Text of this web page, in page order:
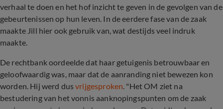
verhaal te doen en het hof inzicht te geven in de gevolgen van de
gebeurtenissen op hun leven. In de eerdere fase van de zaak
maakte Jill hier ook gebruik van, wat destijds veel indruk
maakte.
De rechtbank oordeelde dat haar getuigenis betrouwbaar en
geloofwaardig was, maar dat de aanranding niet bewezen kon
worden. Hij werd dusvrijgesproken. "Het OM ziet na
bestudering van het vonnis aanknopingspunten om de zaak